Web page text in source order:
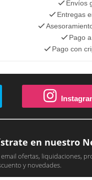
Envíos
Entregas
Pago
Pago con
en nuestro
email ofertas, liquidaciones,
y novedades.